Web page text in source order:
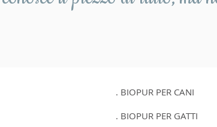
. BIOPUR PER CANI
. BIOPUR PER GATTI